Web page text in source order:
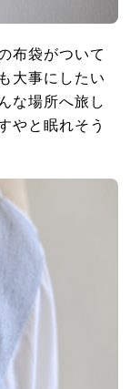
布袋がついて
大事にしたい
な場所へ旅し
やと眠れそう